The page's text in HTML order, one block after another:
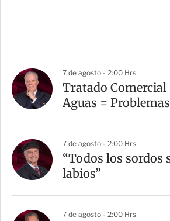
7 de agosto - 2:00 Hrs
Tratado Comercial
Aguas =
7 de agosto - 2:00 Hrs
“Todos los sordos
labios”
7 de agosto - 2:00 Hrs